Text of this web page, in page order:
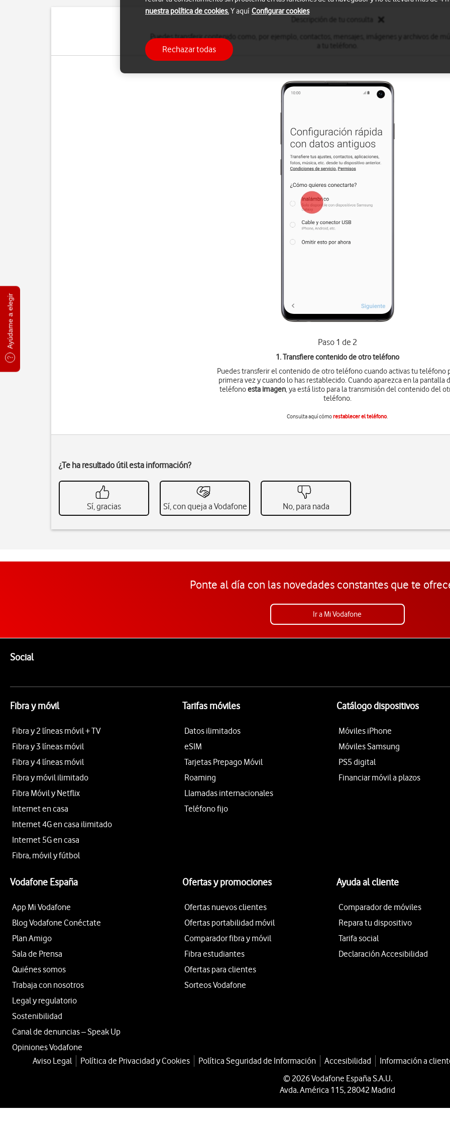
Ayúdame a elegir
Puedes transferir contenido como, por ejemplo, contactos, mensajes, imágenes y archivos de
Paso 1 de 2
1. Transfiere contenido de otro teléfono
Puedes transferir el contenido de otro teléfono cuando activas tu teléfono
primera vez y cuando lo has restablecido. Cuando aparezca en la pantalla
teléfonoesta imagen, ya está listo para la transmisión del contenido del
teléfono.
Consulta aquí cómorestablecer el teléfono.
¿Te ha resultado útil esta información?
Sí, gracias Sí, con queja a Vodafone No, para nada
Ponte al día con las novedades constantes que te
Ir a Mi Vodafone
SocialEnlaces a las redes sociales de Vodafone
Fibra y móvil
Fibra y 2 líneas móvil + TV
Fibra y 3 líneas móvil
Fibra y 4 líneas móvil
Fibra y móvil ilimitado
Fibra Móvil y Netflix
Internet en casa
Internet 4G en casa ilimitado
Internet 5G en casa
Fibra, móvil y fútbol
Tarifas móviles
Datos ilimitados
eSIM
Tarjetas Prepago Móvil
Roaming
Llamadas internacionales
Teléfono fijo
Catálogo dispositivos
Móviles iPhone
Móviles Samsung
PS5 digital
Financiar móvil a plazos
Vodafone España
App Mi Vodafone
Blog Vodafone Conéctate
Plan Amigo
Sala de Prensa
Quiénes somos
Trabaja con nosotros
Legal y regulatorio
Sostenibilidad
Canal de denuncias – Speak Up
Opiniones Vodafone
Ofertas y promociones
Ofertas nuevos clientes
Ofertas portabilidad móvil
Comparador fibra y móvil
Fibra estudiantes
Ofertas para clientes
Sorteos Vodafone
Ayuda al cliente
Comparador de móviles
Repara tu dispositivo
Tarifa social
Declaración Accesibilidad
Aviso Legal Política de Privacidad y Cookies Política Seguridad de Información Accesibilidad Información a
© 2026 Vodafone España S.A.U.
Avda. América 115, 28042 Madrid
nuestra política de cookies.Y aquí Configurar cookies
Rechazar todas